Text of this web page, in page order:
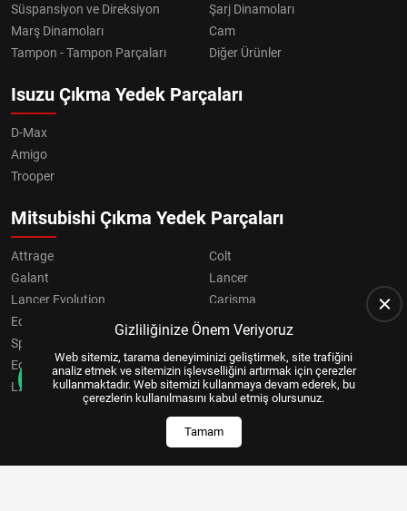
Süspansiyon ve Direksiyon
Şarj Dinamoları
Marş Dinamoları
Cam
Tampon - Tampon Parçaları
Diğer Ürünler
Isuzu Çıkma Yedek Parçaları
D-Max
Amigo
Trooper
Mitsubishi Çıkma Yedek Parçaları
Attrage
Colt
Galant
Lancer
Lancer Evolution
Carisma
Eclipse
Grandis
Space Star
Eclipse Cross
OUTLANDER
L200
Pajero
Gizliliğinize Önem Veriyoruz
Web sitemiz, tarama deneyiminizi geliştirmek, site trafiğini
analiz etmek ve sitemizin işlevselliğini artırmak için çerezler
kullanmaktadır. Web sitemizi kullanmaya devam ederek, bu
çerezlerin kullanılmasını kabul etmiş olursunuz.
Tamam